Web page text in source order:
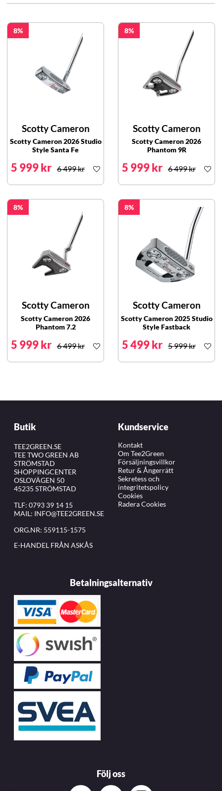
8
Scotty Cameron
Scotty Cameron 2026 Studio
Style Santa Fe
5 999 kr 6 499 kr
8
Scotty Cameron
Scotty Cameron 2026
Phantom 9R
5 999 kr 6 499 kr
8
Scotty Cameron
Scotty Cameron 2026
Phantom 7.2
5 999 kr 6 499 kr
8
Scotty Cameron
Scotty Cameron 2025 Studio
Style Fastback
5 499 kr 5 999 kr
Butik
TEE2GREEN.SE
TEE TWO GREEN AB
STRÖMSTAD
SHOPPINGCENTER
OSLOVÄGEN 50
45235 STRÖMSTAD
TLF: 0793 39 14 15
MAIL: INFO@TEE2GREEN.SE
ORG.NR: 559115-1575
E-HANDEL FRÅN ASKÅS
Kundservice
Kontakt
Om Tee2Green
Försäljningsvillkor
Retur & Ångerrätt
Sekretess och
integritetspolicy
Cookies
Radera Cookies
Betalningsalternativ
Följ oss